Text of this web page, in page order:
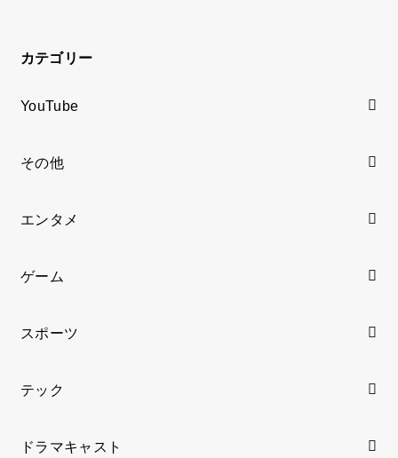
カテゴリー
YouTube
その他
エンタメ
ゲーム
スポーツ
テック
ドラマキャスト